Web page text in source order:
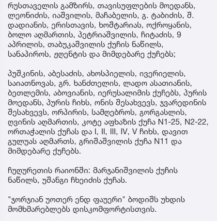
რუსთაველის გამზირს, თავისუფლების მოედანს,
ლეონიძის, იაშვილის, მაჩაბელის, გ. ტაბიძის, შ.
დადიანის, ერისთავის, ხოშტარიას, ოქროყანის,
ბოლო აღმართის, პეტრიაშვილის, ჩიტაძის, 9
აპრილის, თაბუკაშვილის ქუჩის ნაწილს,
სანაპიროს, ჟღენტის და მიმდებარე ქუჩებს;
პუშკინის, აბესაძის, ახოსპიელის, ივერიელის,
საიათნოვას, გრ. ხანძთელის, ლადო ასათიანის,
ბეთლემის, აბოვიანის, იერუსალიმის ქუჩებს, პურის
მოედანს, პურის ჩიხს, ონის შესახვევს, ჯვარედინის
შესახვევს, ორპირის, სამღებროს, გორგასლის,
ღვინის აღმართის, კოტე აფხაზის ქუჩა N1-25, N2-22,
ორთაჭალის ქუჩას და I, II, III, IV, V ჩიხს, დავით
გულუას აღმართს, გრიშაშვილის ქუჩა N11 და
მიმდებარე ქუჩებს.
ჩუღურეთის რაიონში: მარჯანიშვილის ქუჩის
ნაწილს, უშანგი ჩხეიძის ქუჩას.
"ჯორჯიან უოთერ ენდ ფაუერი" ბოდიშს უხდის
მომხმარებლებს დისკომფორტისთვის.